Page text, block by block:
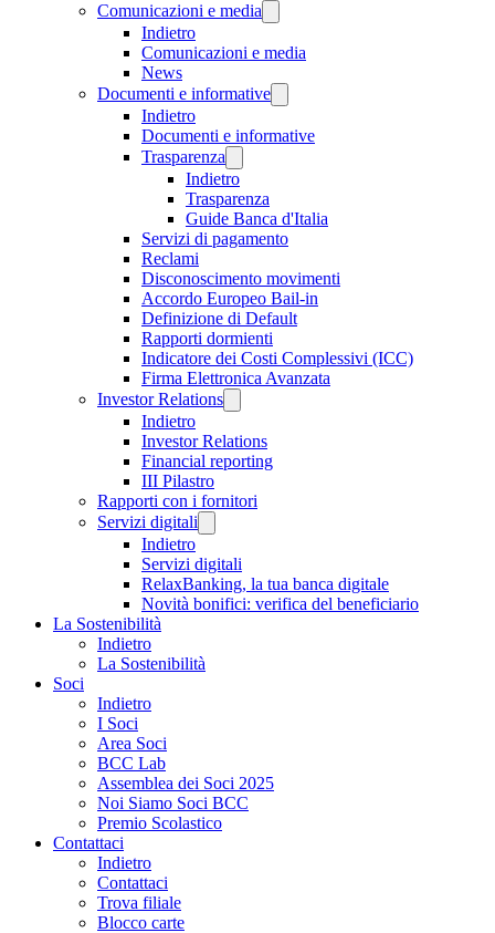
Comunicazioni e media
Indietro
Comunicazioni e media
News
Documenti e informative
Indietro
Documenti e informative
Trasparenza
Indietro
Trasparenza
Guide Banca d'Italia
Servizi di pagamento
Reclami
Disconoscimento movimenti
Accordo Europeo Bail-in
Definizione di Default
Rapporti dormienti
Indicatore dei Costi Complessivi (ICC)
Firma Elettronica Avanzata
Investor Relations
Indietro
Investor Relations
Financial reporting
III Pilastro
Rapporti con i fornitori
Servizi digitali
Indietro
Servizi digitali
RelaxBanking, la tua banca digitale
Novità bonifici: verifica del beneficiario
La Sostenibilità
Indietro
La Sostenibilità
Soci
Indietro
I Soci
Area Soci
BCC Lab
Assemblea dei Soci 2025
Noi Siamo Soci BCC
Premio Scolastico
Contattaci
Indietro
Contattaci
Trova filiale
Blocco carte